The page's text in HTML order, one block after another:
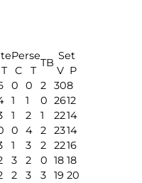
Perse
TB
Set
T C T V P
0 0 2 308
1 1 0 2612
1 2 1 2214
0 4 2 2314
1 3 2 2216
3 2 0 18 18
2 3 3 19 20